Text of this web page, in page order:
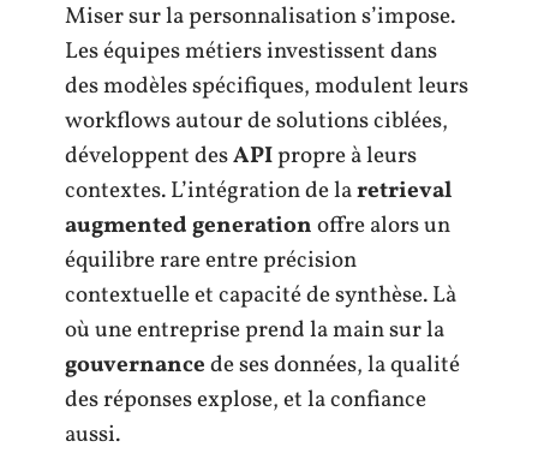
Miser sur la personnalisation s’impose.
Les équipes métiers investissent dans
des modèles spécifiques, modulent leurs
workflows autour de solutions ciblées,
développent desAPIpropre à leurs
contextes. L’intégration de laretrieval
augmented generationoffre alors un
équilibre rare entre précision
contextuelle et capacité de synthèse. Là
où une entreprise prend la main sur la
gouvernancede ses données, la qualité
des réponses explose, et la confiance
aussi.